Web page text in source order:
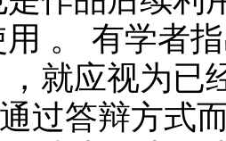
。 有学者
就应视为已
过答辩方式